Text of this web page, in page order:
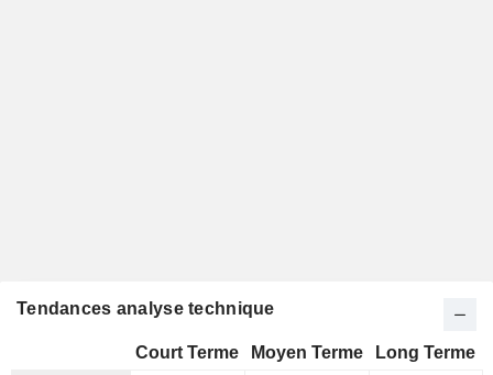
Tendances analyse technique
Court Terme Moyen Terme
Long Terme